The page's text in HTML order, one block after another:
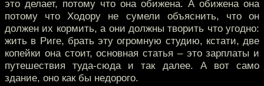
это делает, потому что она обижена. А обижена она
потому что Ходору не сумели объяснить, что он
должен их кормить, а они должны творить что угодно:
жить в Риге, брать эту огромную студию, кстати, две
копейки она стоит, основная статья – это зарплаты и
путешествия туда-сюда и так далее. А вот само
здание, оно как бы недорого.